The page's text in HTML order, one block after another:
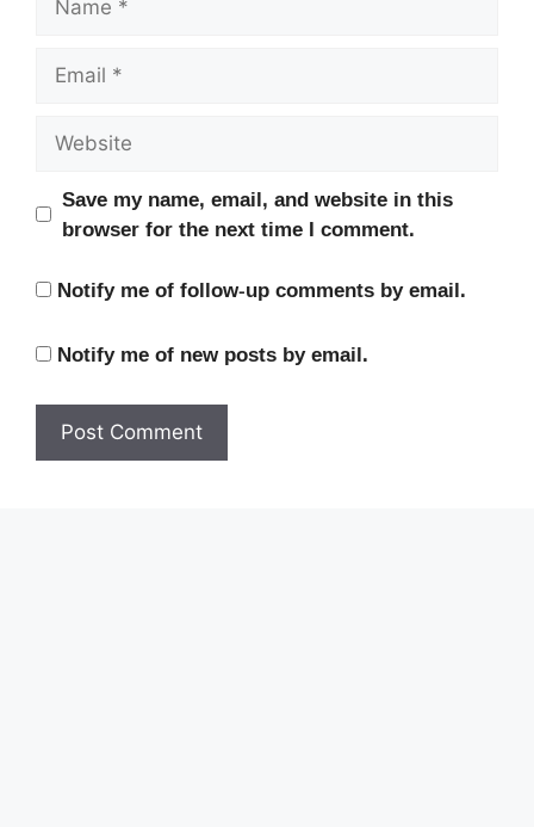
Email
Website
Save my name, email, and website in this
browser for the next time I comment.
Notify me of follow-up comments by email.
Notify me of new posts by email.